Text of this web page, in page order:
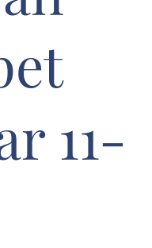
11-